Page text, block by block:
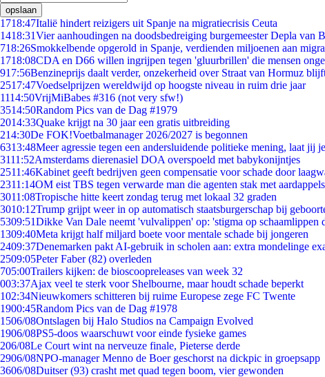
opslaan
1718:47Italië hindert reizigers uit Spanje na migratiecrisis Ceuta
1418:31Vier aanhoudingen na doodsbedreiging burgemeester Depla van
718:26Smokkelbende opgerold in Spanje, verdienden miljoenen aan
1718:08CDA en D66 willen ingrijpen tegen 'gluurbrillen' die mensen
917:56Benzineprijs daalt verder, onzekerheid over Straat van Hormuz
2517:47Voedselprijzen wereldwijd op hoogste niveau in ruim drie jaar
1114:50VrijMiBabes #316 (not very sfw!)
3514:50Random Pics van de Dag #1979
2014:33Quake krijgt na 30 jaar een gratis uitbreiding
214:30De FOK!Voetbalmanager 2026/2027 is begonnen
6313:48Meer agressie tegen een andersluidende politieke mening, laat jij
3111:52Amsterdams dierenasiel DOA overspoeld met babykonijntjes
2511:46Kabinet geeft bedrijven geen compensatie voor schade door
2311:14OM eist TBS tegen verwarde man die agenten stak met
3011:08Tropische hitte keert zondag terug met lokaal 32 graden
3010:12Trump grijpt weer in op automatisch staatsburgerschap bij
5309:51Dikke Van Dale neemt 'vulvalippen' op: 'stigma op schaamlippen
1309:40Meta krijgt half miljard boete voor mentale schade bij jongeren
2409:37Denemarken pakt AI-gebruik in scholen aan: extra mondelinge
2509:05Peter Faber (82) overleden
705:00Trailers kijken: de bioscoopreleases van week 32
003:37Ajax veel te sterk voor Shelbourne, maar houdt schade beperkt
102:34Nieuwkomers schitteren bij ruime Europese zege FC Twente
1900:45Random Pics van de Dag #1978
1506/08Ontslagen bij Halo Studios na Campaign Evolved
1906/08PS5-doos waarschuwt voor einde fysieke games
206/08Le Court wint na nerveuze finale, Pieterse derde
2906/08NPO-manager Menno de Boer geschorst na dickpic in groepsapp
3606/08Duitser (93) crasht met quad tegen boom, vier gewonden